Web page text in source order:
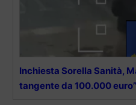
Inchiesta Sorella Sanità,
tangente da 100.000 euro”